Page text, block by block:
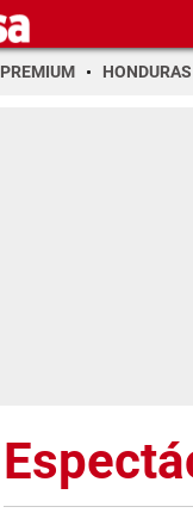
PREMIUM HONDURAS